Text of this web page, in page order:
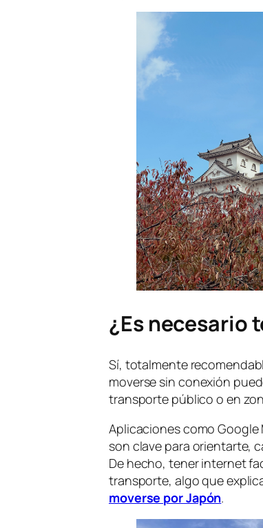
¿Es necesario
Sí, totalmente
moverse sin conexión
transporte público o en
Aplicaciones como
son clave para orientarte,
De hecho, tener internet
transporte, algo que
moverse por Japón.